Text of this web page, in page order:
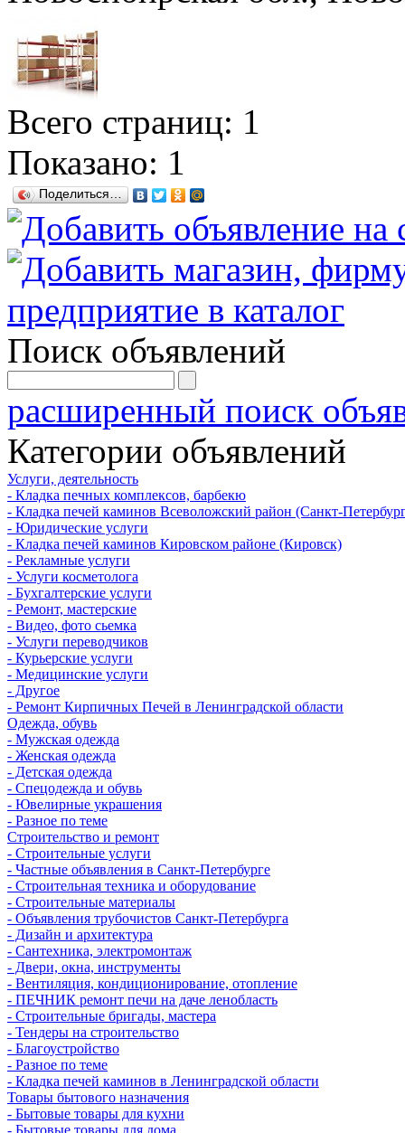
Всего страниц: 1
Показано: 1
Поделиться…
Поиск объявлений
расширенный поиск
Категории объявлений
Услуги, деятельность
- Кладка печных комплексов, барбекю
- Кладка печей каминов Всеволожский район (Санкт-
- Юридические услуги
- Кладка печей каминов Кировском районе (Кировск)
- Рекламные услуги
- Услуги косметолога
- Бухгалтерские услуги
- Ремонт, мастерские
- Видео, фото сьемка
- Услуги переводчиков
- Курьерские услуги
- Медицинские услуги
- Другое
- Ремонт Кирпичных Печей в Ленинградской области
Одежда, обувь
- Мужская одежда
- Женская одежда
- Детская одежда
- Спецодежда и обувь
- Ювелирные украшения
- Разное по теме
Строительство и ремонт
- Строительные услуги
- Частные объявления в Санкт-Петербурге
- Строительная техника и оборудование
- Строительные материалы
- Объявления трубочистов Санкт-Петербурга
- Дизайн и архитектура
- Сантехника, электромонтаж
- Двери, окна, инструменты
- Вентиляция, кондиционирование, отопление
- ПЕЧНИК ремонт печи на даче ленобласть
- Строительные бригады, мастера
- Тендеры на строительство
- Благоустройство
- Разное по теме
- Кладка печей каминов в Ленинградской области
Товары бытового назначения
- Бытовые товары для кухни
- Бытовые товары для дома